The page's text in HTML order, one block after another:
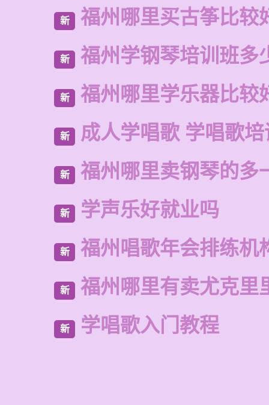
新 福州哪里买古筝比较
新 福州学钢琴培训班多
新 福州哪里学乐器比较
新 成人学唱歌 学唱歌
新 福州哪里卖钢琴的多
新 学声乐好就业吗
新 福州唱歌年会排练机
新 福州哪里有卖尤克里
新 学唱歌入门教程